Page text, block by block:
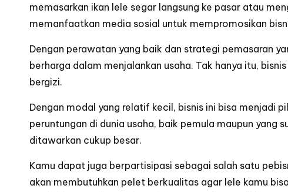
memasarkan ikan lele segar langsung ke pasar atau
memanfaatkan media sosial untuk mempromosikan
Dengan perawatan yang baik dan strategi pemasaran
berharga dalam menjalankan usaha. Tak hanya itu,
bergizi.
Dengan modal yang relatif kecil, bisnis ini bisa menjadi
peruntungan di dunia usaha, baik pemula maupun yang
ditawarkan cukup besar.
Kamu dapat juga berpartisipasi sebagai salah satu
akan membutuhkan pelet berkualitas agar lele kamu